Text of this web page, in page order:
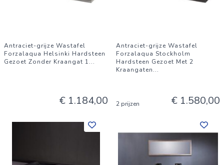
Antraciet-grijze Wastafel
Forzalaqua Helsinki Hardsteen
Gezoet Zonder Kraangat 1...
€ 1.184,00
Antraciet-grijze Wastafel
Forzalaqua Stockholm
Hardsteen Gezoet Met 2
Kraangaten...
2 prijzen € 1.580,00